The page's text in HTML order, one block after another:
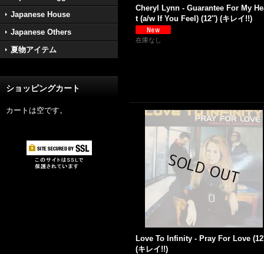
Japanese House
Japanese Others
夏物アイテム
ショッピングカート
カートは空です。
Cheryl Lynn - Guarantee For My
t (a/w If You Feel) (12'') (キレイ!!)
在庫なし
Love To Infinity - Pray For Love
(キレイ!!)